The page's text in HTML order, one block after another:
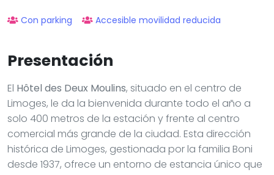
Con parking Accesible movilidad reducida
Presentación
El Hôtel des Deux Moulins, situado en el centro de
Limoges, le da la bienvenida durante todo el año a
solo 400 metros de la estación y frente al centro
comercial más grande de la ciudad. Esta dirección
histórica de Limoges, gestionada por la familia Boni
desde 1937, ofrece un entorno de estancia único que